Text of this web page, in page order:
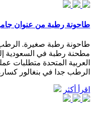
طاحونة رطبة من عنوان
طاحونة رطبة صغيرة.
مطحنة رطبة في السعودية
العربية المتحدة متطلبات
الرطب جدا في بنغالور
اقرأ أكثر